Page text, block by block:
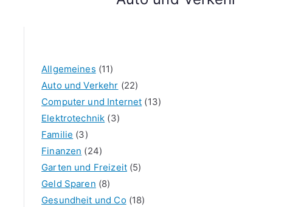
Allgemeines (11)
Auto und Verkehr (22)
Computer und Internet (13)
Elektrotechnik (3)
Familie (3)
Finanzen (24)
Garten und Freizeit(5)
Geld Sparen (8)
Gesundheit und Co(18)